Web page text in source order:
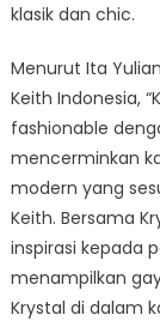
klasik dan chic.
Menurut Ita
Keith Indonesia,
fashionable
mencerminkan
modern yang
Keith. Bersama
inspirasi kepada
menampilkan
Krystal di dalam